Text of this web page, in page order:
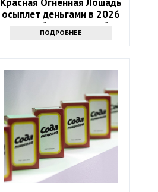
осыплет деньгами в 2026
году: 4 баловня Судьбы
ПОДРОБНЕЕ